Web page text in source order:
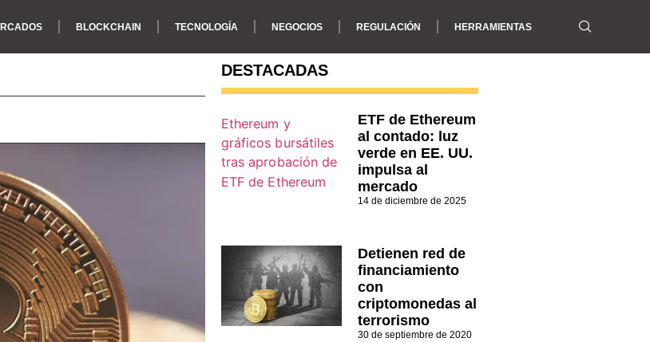
BLOCKCHAIN TECNOLOGÍA NEGOCIOS REGULACIÓN HERRAMIENTAS
DESTACADAS
ETF de Ethereum
al contado: luz
verde en EE. UU.
impulsa al
mercado
14 de diciembre de 2025
Detienen red de
financiamiento
con
criptomonedas al
terrorismo
30 de septiembre de 2020